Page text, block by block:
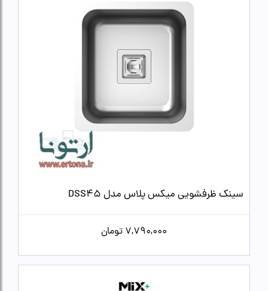
سینک ظرفشویی میکس پلاس مدل DSS45
7,790,000 تومان